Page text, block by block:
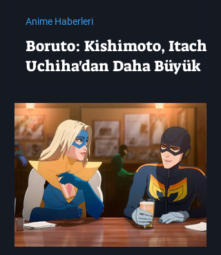
Boruto: Kishimoto, Itachi
Uchiha'dan Daha Büyük
Tanıttı
Anime Haberleri